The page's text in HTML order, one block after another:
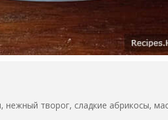
творог, сладкие абрикосы,